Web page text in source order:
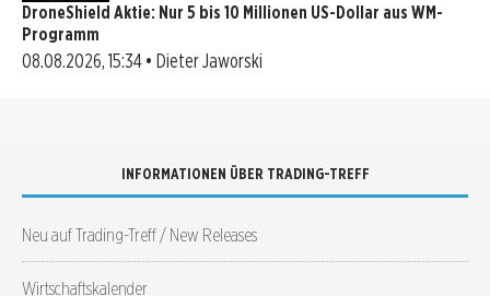
DroneShield Aktie: Nur 5 bis 10 Millionen US-Dollar aus WM-
Programm
08.08.2026, 15:34 • Dieter Jaworski
INFORMATIONEN ÜBER TRADING-TREFF
Neu auf Trading-Treff / New Releases
Wirtschaftskalender